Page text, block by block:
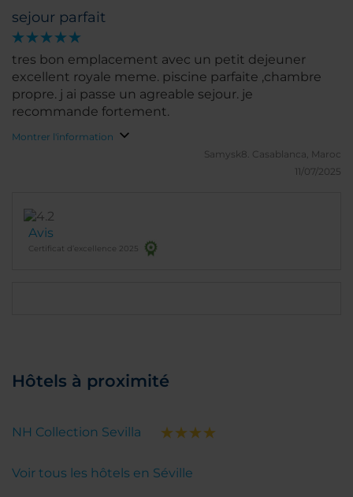
sejour parfait
tres bon emplacement avec un petit dejeuner
excellent royale meme. piscine parfaite ,chambre
propre. j ai passe un agreable sejour. je
recommande fortement.
Montrer l'information
Samysk8. Casablanca, Maroc
11/07/2025
Avis
Certificat d’excellence 2025
Hôtels à proximité
NH Collection Sevilla
Voir tous les hôtels en Séville